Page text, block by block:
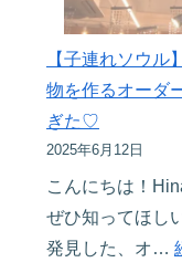
【子連れソウル
物を作るオーダ
ぎた♡
2025年6月12日
こんにちは！
ぜひ知ってほし
発見した、オ…